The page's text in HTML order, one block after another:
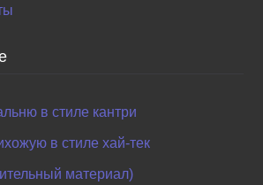
в стиле кантри
в стиле хай-тек
материал)